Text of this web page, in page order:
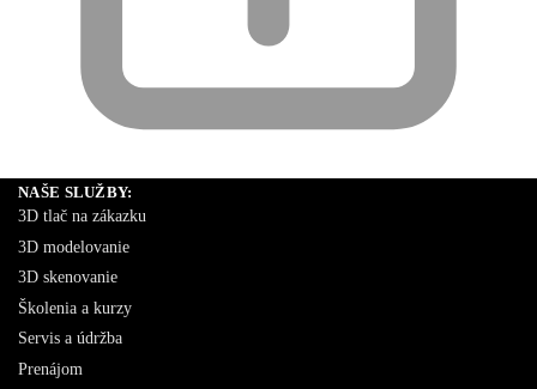
NAŠE SLUŽBY:
3D tlač na zákazku
3D modelovanie
3D skenovanie
Školenia a kurzy
Servis a údržba
Prenájom